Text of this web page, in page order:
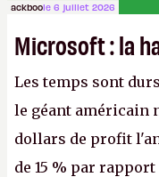
ackboole 6 juillet 2026
Microsoft : la
Les temps sont
le géant américain
dollars de profit
de 15 % par